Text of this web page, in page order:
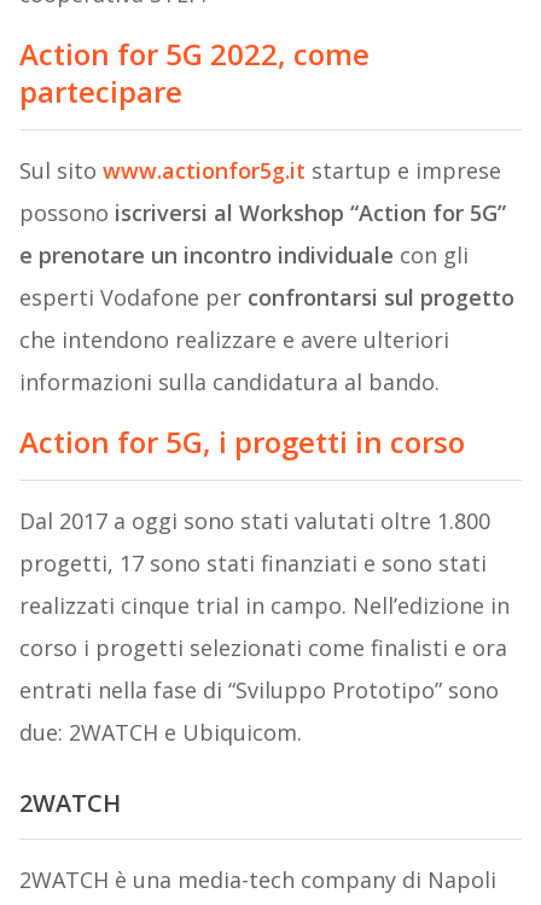
Action for 5G 2022, come
partecipare
Sul sito www.actionfor5g.it startup e imprese
possono iscriversi al Workshop “Action for 5G”
e prenotare un incontro individuale con gli
esperti Vodafone per confrontarsi sul progetto
che intendono realizzare e avere ulteriori
informazioni sulla candidatura al bando.
Action for 5G, i progetti in corso
Dal 2017 a oggi sono stati valutati oltre 1.800
progetti, 17 sono stati finanziati e sono stati
realizzati cinque trial in campo. Nell’edizione in
corso i progetti selezionati come finalisti e ora
entrati nella fase di “Sviluppo Prototipo” sono
due: 2WATCH e Ubiquicom.
2WATCH
2WATCH è una media-tech company di Napoli